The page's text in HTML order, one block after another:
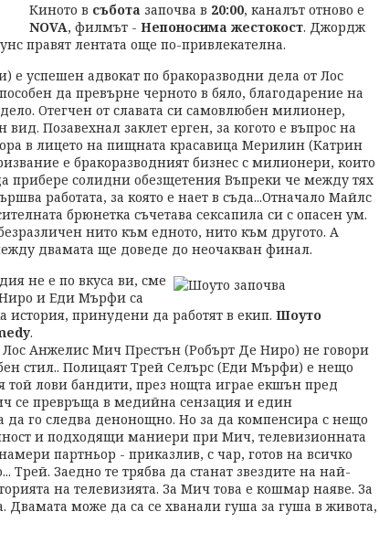
Киното в събота започва в 20:00, каналът отново е
NOVA, филмът - Непоносима жестокост. Джордж
правят лентата още по-привлекателна.
успешен адвокат по бракоразводни дела от Лос
да превърне черното в бяло, благодарение на
Отегчен от славата си самовлюбен милионер,
Позавехнал заклет ерген, за когото е въпрос на
в лицето на пищната красавица Мерилин (Катрин
е бракоразводният бизнес с милионери, които
прибере солидни обезщетения Въпреки че между тях
работата, за която е нает в съда...Отначало Майлс
брюнетка съчетава сексапила си с опасен ум.
нито към едното, нито към другото. А
двамата ще доведе до неочакван финал.
не е по вкуса ви, сме
и Еди Мърфи са
история, принудени да работят в екип. Шоуто
.
Лос Анжелис Мич Престън (Робърт Де Ниро) не говори
стил.. Полицаят Трей Селърс (Еди Мърфи) е нещо
той лови бандити, през нощта играе екшън пред
се превръща в медийна сензация и един
да го следва денонощно. Но за да компенсира с нещо
и подходящи маниери при Мич, телевизионната
партньор - приказлив, с чар, готов на всичко
Трей. Заедно те трябва да станат звездите на най-
на телевизията. За Мич това е кошмар наяве. За
Двамата може да са се хванали гуша за гуша в живота,